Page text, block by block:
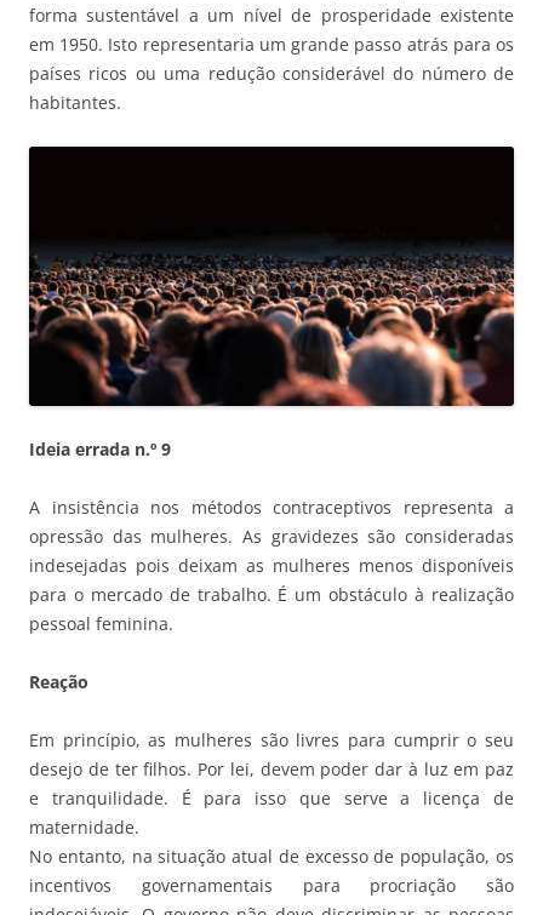
forma sustentável a um nível de prosperidade existente
em 1950. Isto representaria um grande passo atrás para os
países ricos ou uma redução considerável do número de
habitantes.
Ideia errada n.º 9
A insistência nos métodos contraceptivos representa a
opressão das mulheres. As gravidezes são consideradas
indesejadas pois deixam as mulheres menos disponíveis
para o mercado de trabalho. É um obstáculo à realização
pessoal feminina.
Reação
Em princípio, as mulheres são livres para cumprir o seu
desejo de ter filhos. Por lei, devem poder dar à luz em paz
e tranquilidade. É para isso que serve a licença de
maternidade.
No entanto, na situação atual de excesso de população, os
incentivos governamentais para procriação são